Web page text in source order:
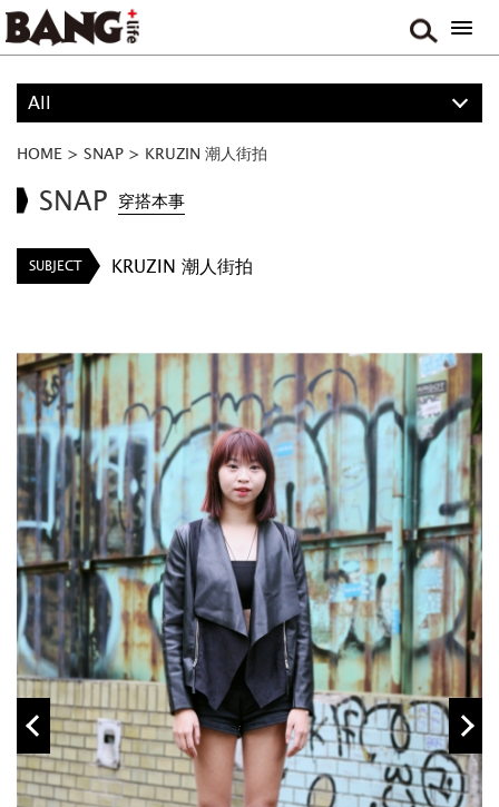
All
GIRL
HOME > SNAP > KRUZIN 潮人街拍
SNAP 穿搭本事
SUBJECT KRUZIN 潮人街拍